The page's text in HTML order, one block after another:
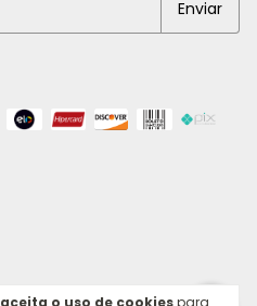
o uso de cookiespara
Todos os direitos reservados.